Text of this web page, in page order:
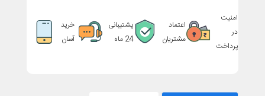
امنیت
در
پرداخت
اعتماد
مشتریان
پشتیبانی
24 ماه
خرید
آسان